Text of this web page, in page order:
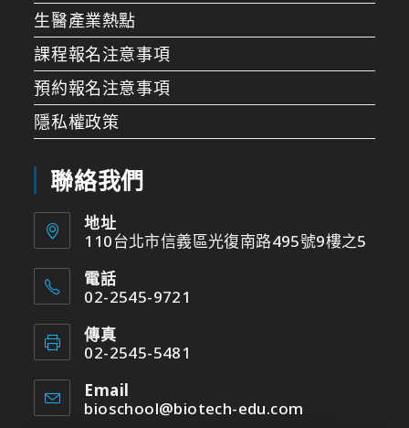
生醫產業熱點
課程報名注意事項
預約報名注意事項
隱私權政策
聯絡我們
地址
110台北市信義區光復南路495號9樓之5
電話
02-2545-9721
傳真
02-2545-5481
Email
bioschool@biotech-edu.com